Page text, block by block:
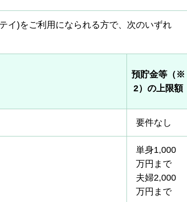
イ)をご利用になられる方で、次のいずれ
預貯金等（※
2）の上限額
要件なし
単身1,000
万円まで
夫婦2,000
万円まで